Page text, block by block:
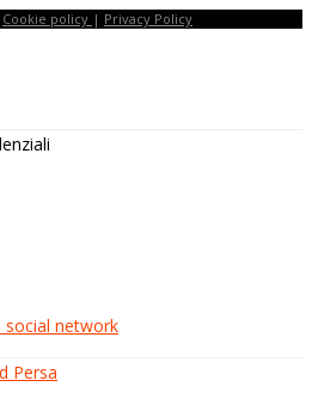
Cookie policy | Privacy Policy
social network
Persa